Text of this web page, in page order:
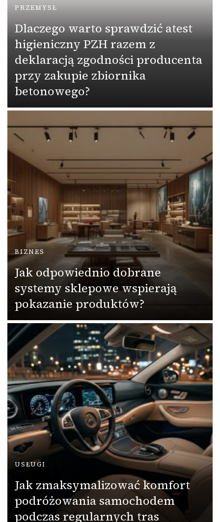
PRZEMYSŁ
Dlaczego warto sprawdzić atest
higieniczny PZH razem z
deklaracją zgodności producenta
przy zakupie zbiornika
betonowego?
BIZNES
Jak odpowiednio dobrane
systemy sklepowe wspierają
pokazanie produktów?
USŁUGI
Jak zmaksymalizować komfort
podróżowania samochodem
podczas regularnych tras